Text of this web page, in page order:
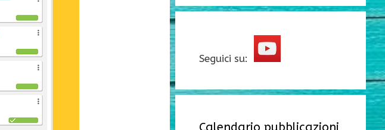
Seguici su:
Calendario pubblicazioni